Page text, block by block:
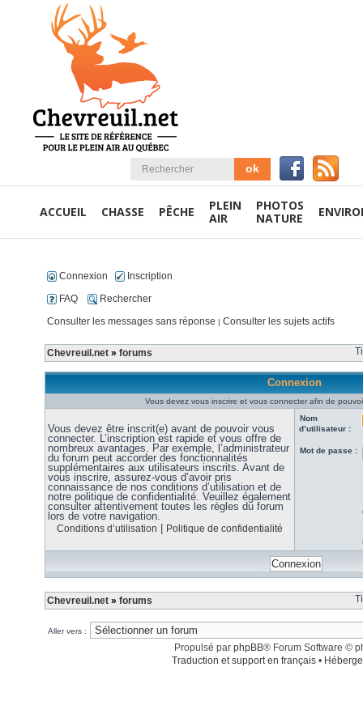
ACCUEIL CHASSE PÊCHE
PLEIN
AIR
PHOTOS
NATURE
Connexion
Inscription
FAQ
Rechercher
Consulter les messages sans réponse | Consulter les sujets actifs
Chevreuil.net » forums
Connexion
Vous devez vous inscrire et vous connecter afin de
Vous devez être inscrit(e) avant de pouvoir vous
connecter. L’inscription est rapide et vous offre de
nombreux avantages. Par exemple, l’administrateur
du forum peut accorder des fonctionnalités
supplémentaires aux utilisateurs inscrits. Avant de
vous inscrire, assurez-vous d’avoir pris
connaissance de nos conditions d’utilisation et de
notre politique de confidentialité. Veuillez également
consulter attentivement toutes les règles du forum
lors de votre navigation.
Conditions d’utilisation Politique de confidentialité
Nom
d’utilisateur :
Mot de passe :
Chevreuil.net » forums
Aller vers :
Propulsé par phpBB® Forum Software ©
Traduction et support en français •